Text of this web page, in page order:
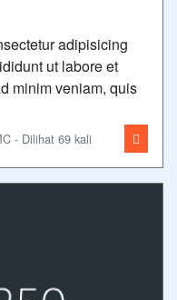
adipisicing
ut labore et
minim veniam, quis
- Dilihat 69 kali